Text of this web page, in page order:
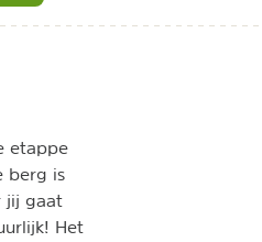
etappe
berg is
jij gaat
Het